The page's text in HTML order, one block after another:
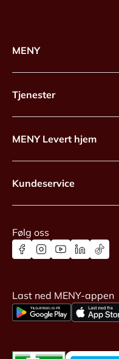
MENY
Tjenester
MENY Levert hjem
Kundeservice
Følg oss
Last ned MENY-appen